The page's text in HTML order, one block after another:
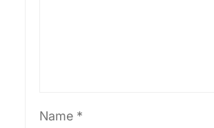
Name *